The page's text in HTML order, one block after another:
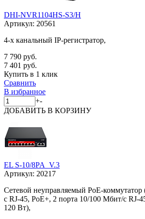
DHI-NVR1104HS-S3/H
Артикул: 20561
4-х канальный IP-регистратор,
7 790 руб.
7 401 руб.
Купить в 1 клик
Сравнить
В избранное
+-
ДОБАВИТЬ В КОРЗИНУ
EL S-10/8PA_V.3
Артикул: 20217
Сетевой неуправляемый PoE-
с RJ-45, PoE+, 2 порта 10/100 Мбит/с RJ-
120 Вт),